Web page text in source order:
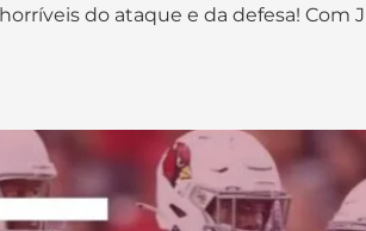
do ataque e da defesa! Com